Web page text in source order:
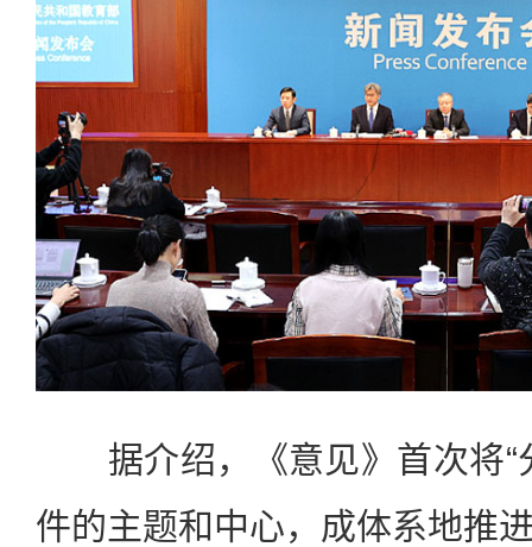
据介绍，《意见》首次将“
件的主题和中心，成体系地推